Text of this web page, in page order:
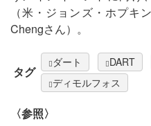
（米・ジョンズ・ホプキ
Chengさん）。
タグ
ダート DART
ディモルフォス
〈参照〉